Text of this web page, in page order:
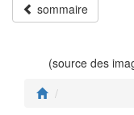
sommaire
(source des